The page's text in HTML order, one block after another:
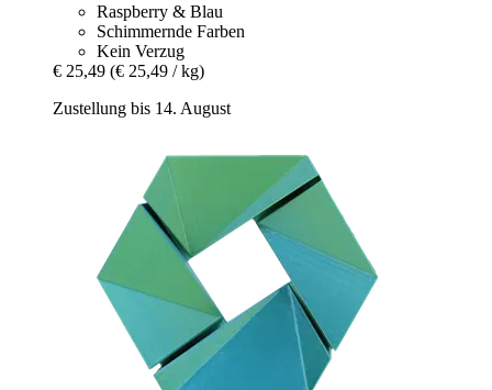
Raspberry & Blau
Schimmernde Farben
Kein Verzug
€ 25,49 (€ 25,49 / kg)
Zustellung bis 14. August